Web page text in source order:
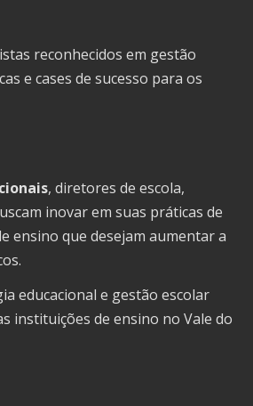
reconhecidos em gestão
e cases de sucesso para os
, diretores de escola,
inovar em suas práticas de
ensino que desejam aumentar a
educacional e gestão escolar
instituições de ensino no Vale do